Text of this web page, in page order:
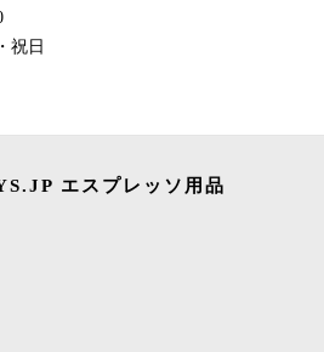
祝日
エスプレッソ用品